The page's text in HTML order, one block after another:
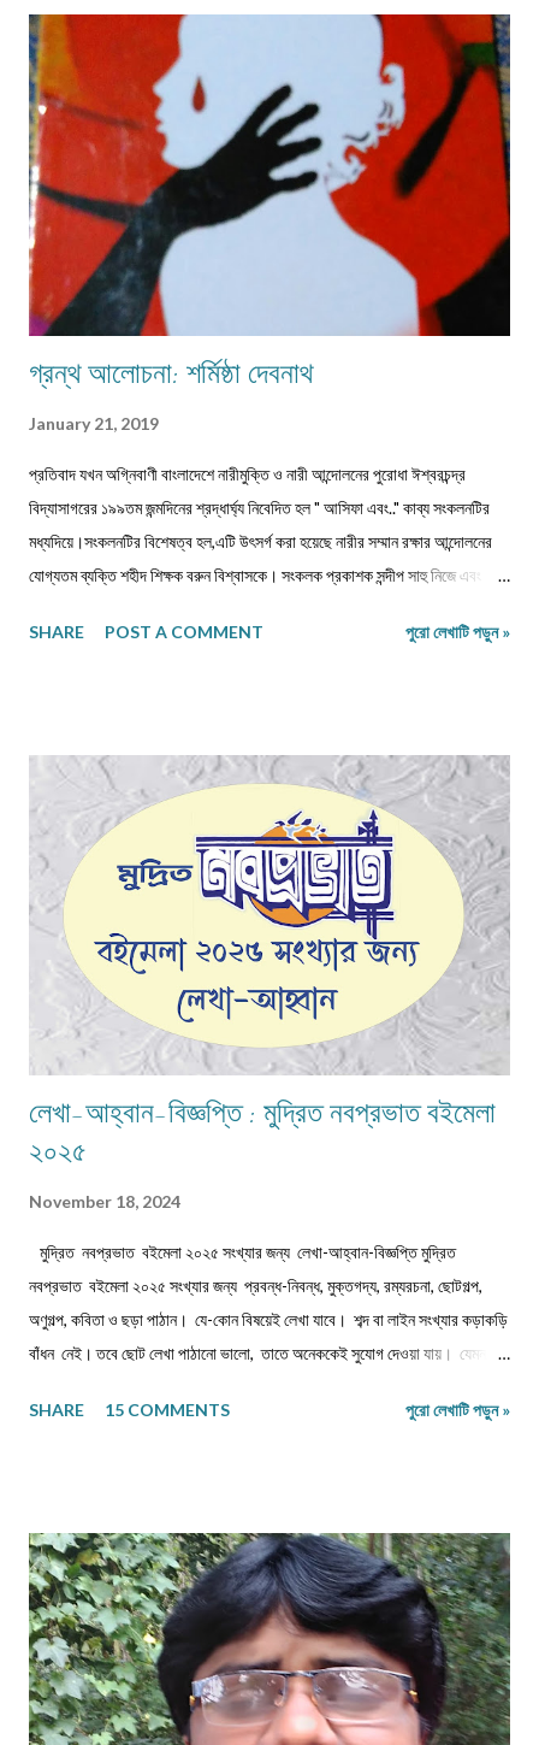
এককালীন। সব পেশার লোকেরাই কত নিষ্ঠা ভরে গাঁয়ে তাদের পরিষেবা দিত। বিনিময়ে
সামান্য আয় হত তাদের। আর সেই আয়টুকুই ছিল তাদের সংসার নির্বাহের একমাত্র উপায়।
কালে কালান্তরে সেই সব পেশা,সেই সব সমাজবন্ধুরা হারিয়ে গ্যাছে। শুধুমাত্র তারা বেঁচে
আছে অগ্রজের গল্পকথায়,আর বিভিন...
গ্রন্থ আলোচনা: শর্মিষ্ঠা দেবনাথ
January 21, 2019
প্রতিবাদ যখন অগ্নিবাণী বাংলাদেশে নারীমুক্তি ও নারী আন্দোলনের পুরোধা ঈশ্বরচন্দ্র
বিদ্যাসাগরের ১৯৯তম জন্মদিনের শ্রদ্ধার্ঘ্য নিবেদিত হল " আসিফা এবং.." কাব্য সংকলনটির
মধ্যদিয়ে।সংকলনটির বিশেষত্ব হল,এটি উৎসর্গ করা হয়েছে নারীর সম্মান রক্ষার আন্দোলনের
যোগ্যতম ব্যক্তি শহীদ শিক্ষক বরুন বিশ্বাসকে। সংকলক প্রকাশক সন্দীপ সাহু নিজে এবং
অনুবন্ধ নয়, এক একটি অগ্নিবাণী।আসলে জীবনকে দেখার স্বাতন্ত্র‍্যে কবিরা সব সময়ই
আমাদের নিয়ে এসেছে সামাজিক অবক্ষয়ের শেষধাপে যেখানে নৈতিকতা,পাপবোধ,গ্লানিকে সরিয়ে
রেখে, সমাজের বানানো নিয়মকে তোয়াক্কা না করে,অনায়াস দক্ষতায় ও ক্ষিপ্রতায় নিজেরই
ধর্মচেতনাকে জলাঞ্জলি দিয়ে কিছু মানুষ তার পশুত্বের পরিচয় দিয়েছে ধর্ষণ ও ন...
SHARE POST A COMMENT পুরো লেখাটি পড়ুন »
লেখা-আহ্বান-বিজ্ঞপ্তি : মুদ্রিত নবপ্রভাত বইমেলা
২০২৫
November 18, 2024
মুদ্রিত নবপ্রভাত বইমেলা ২০২৫ সংখ্যার জন্য লেখা-আহ্বান-বিজ্ঞপ্তি মুদ্রিত
নবপ্রভাত বইমেলা ২০২৫ সংখ্যার জন্য প্রবন্ধ-নিবন্ধ, মুক্তগদ্য, রম্যরচনা, ছোটগল্প,
অণুগল্প, কবিতা ও ছড়া পাঠান। যে-কোন বিষয়েই লেখা যাবে। শব্দ বা লাইন সংখ্যার কড়াকড়ি
বাঁধন নেই। তবে ছোট লেখা পাঠানো ভালো, তাতে অনেককেই সুযোগ দেওয়া যায়। যেমন,
৮০০-৯০০ শব্দে, প্রবন্ধ/নিবন্ধ ১৫০০-১৬০০ শব্দে। তবে এ বাঁধন 'অবশ্যমান্য' নয়। সম্পূর্ণ
সঙ্গে দেবেন নিজের নাম, ঠিকানা এবং ফোন ও whatsapp নম্বর। (ছবি দেওয়ার দরকার
নেই।) ১) মেলের সাবজেক্ট লাইনে লিখবেন 'মুদ্রিত নবপ্রভাত বইমেলা সংখ্যা ২০২৬-এর
জন্য'। ২) বানানের দিকে বিশেষ নজর দেবেন। ৩) য...
SHARE 15 COMMENTS পুরো লেখাটি পড়ুন »